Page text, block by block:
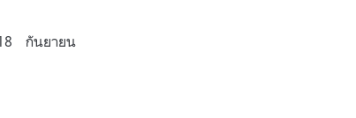
กันยายน